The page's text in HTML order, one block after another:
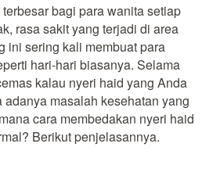
bagi para wanita setiap
rasa sakit yang terjadi di area
ini sering kali membuat para
hari-hari biasanya. Selama
kalau nyeri haid yang Anda
masalah kesehatan yang
cara membedakan nyeri haid
Berikut penjelasannya.